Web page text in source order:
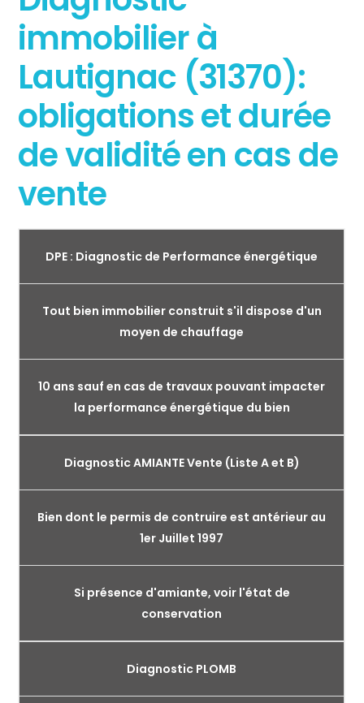
immobilier à
Lautignac (31370):
obligations et durée
de validité en cas de
vente
DPE : Diagnostic de Performance énergétique
Tout bien immobilier construit s'il dispose d'un
moyen de chauffage
10 ans sauf en cas de travaux pouvant impacter
la performance énergétique du bien
Diagnostic AMIANTE Vente (Liste A et B)
Bien dont le permis de contruire est antérieur au
1er Juillet 1997
Si présence d'amiante, voir l'état de
conservation
Diagnostic PLOMB